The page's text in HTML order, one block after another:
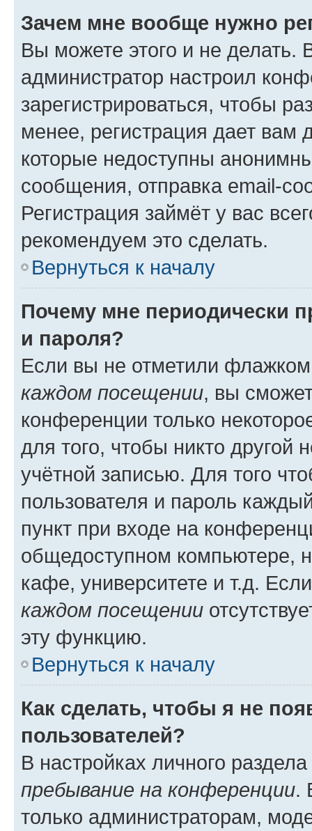
Зачем мне вообще нужно
Вы можете этого и не делать.
администратор настроил
зарегистрироваться, чтобы
менее, регистрация дает вам
которые недоступны
сообщения, отправка email-
Регистрация займёт у вас
рекомендуем это сделать.
Вернуться к началу
Почему мне периодически
и пароля?
Если вы не отметили
каждом посещении, вы
конференции только
для того, чтобы никто другой
учётной записью. Для того
пользователя и пароль
пункт при входе на
общедоступном компьютере,
кафе, университете и т.д.
каждом посещении
эту функцию.
Вернуться к началу
Как сделать, чтобы я не
пользователей?
В настройках личного
пребывание на конференции.
только администраторам,